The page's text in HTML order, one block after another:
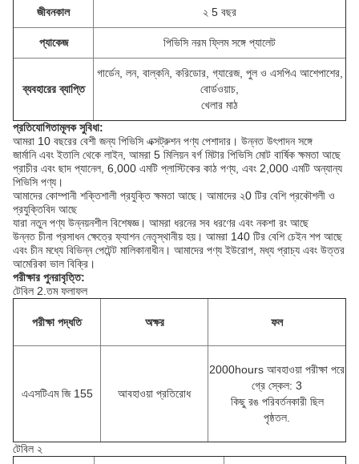
জীবনকাল ২ 5 বছর
প্যাকেজ পিভিসি নরম ফ্লিম সঙ্গে প্যালেট
ব্যবহারের ব্যাপ্তি
গার্ডেন, লন, বাল্কনি, করিডোর, গ্যারেজ, পুল ও এসপিএ আশেপাশের,
বোর্ডওয়াচ,
খেলার মাঠ
প্রতিযোগিতামূলক সুবিধা:
আমরা 10 বছরের বেশী জন্য পিভিসি এক্সট্রুশন পণ্য পেশাদার। উন্নত উৎপাদন সঙ্গে
জার্মানি এবং ইতালি থেকে লাইন, আমরা 5 মিলিয়ন বর্গ মিটার পিভিসি মোট বার্ষিক ক্ষমতা আছে
প্রাচীর এবং ছাদ প্যানেল, 6,000 এমটি প্লাস্টিকের কাঠ পণ্য, এবং 2,000 এমটি অন্যান্য
পিভিসি পণ্য।
আমাদের কোম্পানী শক্তিশালী প্রযুক্তি ক্ষমতা আছে। আমাদের ২0 টির বেশি প্রকৌশলী ও
প্রযুক্তিবিদ আছে
যারা নতুন পণ্য উন্নয়নশীল বিশেষজ্ঞ। আমরা ধরনের সব ধরণের এবং নকশা রং আছে
উন্নত চীনা প্রসাধন ক্ষেত্রে ফ্যাশন নেতৃস্থানীয় হয়। আমরা 140 টির বেশি চেইন শপ আছে
এবং চীন মধ্যে বিভিন্ন পেটেন্ট মালিকানাধীন। আমাদের পণ্য ইউরোপ, মধ্য প্রাচ্য এবং উত্তর
আমেরিকা ভাল বিক্রি।
পরীক্ষার পুনরাবৃত্তি:
টেবিল 2.তম ফলাফল
পরীক্ষা পদ্ধতি অক্ষর ফল
এএসটিএম জি 155 আবহাওয়া প্রতিরোধ
2000hours আবহাওয়া পরীক্ষা পরে
গ্রে স্কেল: 3
কিছু রঙ পরিবর্তনকারী ছিল
পৃষ্ঠতল.
টেবিল ২